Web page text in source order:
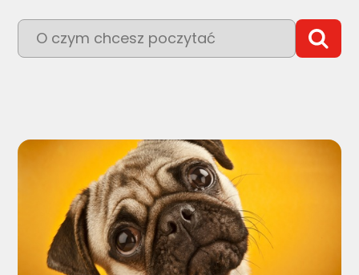
To pole wyszukiwania z